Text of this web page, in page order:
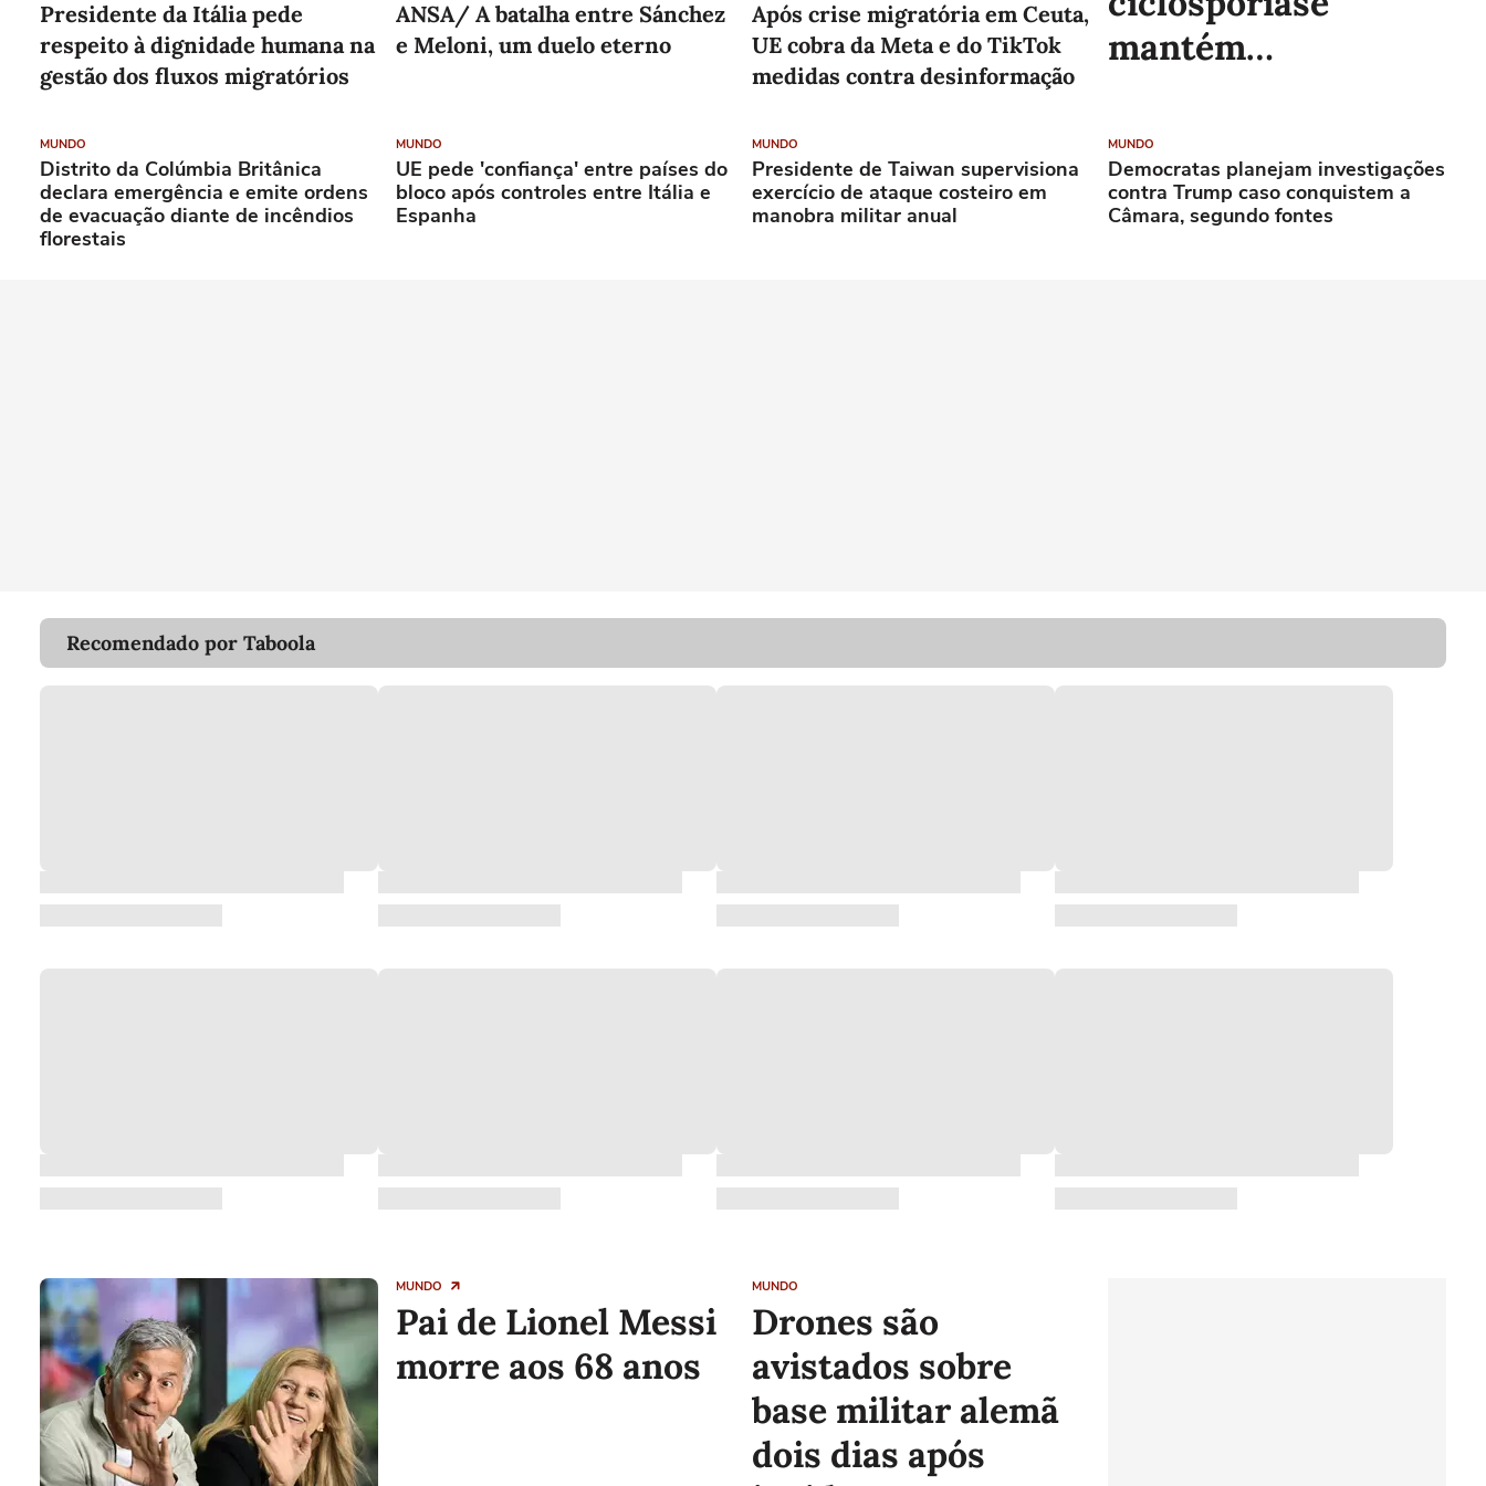
Presidente da Itália pede
respeito à dignidade humana na
gestão dos fluxos migratórios
ANSA/ A batalha entre Sánchez
e Meloni, um duelo eterno
Após crise migratória em Ceuta,
UE cobra da Meta e do TikTok
medidas contra desinformação
mantém
supermercados
preocupados
MUNDO
Distrito da Colúmbia Britânica
declara emergência e emite ordens
de evacuação diante de incêndios
florestais
MUNDO
UE pede 'confiança' entre países do
bloco após controles entre Itália e
Espanha
MUNDO
Presidente de Taiwan supervisiona
exercício de ataque costeiro em
manobra militar anual
MUNDO
Democratas planejam investigações
contra Trump caso conquistem a
Câmara, segundo fontes
Recomendado por Taboola
MUNDO
Pai de Lionel Messi
morre aos 68 anos
MUNDO
Drones são
avistados sobre
base militar alemã
dois dias após